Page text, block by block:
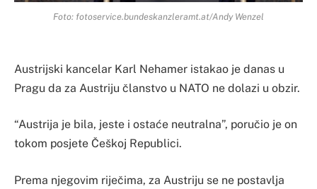
Foto: fotoservice.bundeskanzleramt.at/Andy Wenzel
Austrijski kancelar Karl Nehamer istakao je danas u
Pragu da za Austriju članstvo u NATO ne dolazi u obzir.
“Austrija je bila, jeste i ostaće neutralna”, poručio je on
tokom posjete Češkoj Republici.
Prema njegovim riječima, za Austriju se ne postavlja